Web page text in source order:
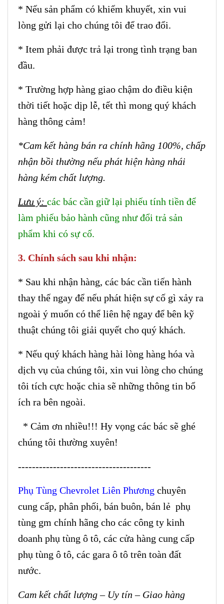
* Nếu sản phẩm có khiếm khuyết, xin vui
lòng gửi lại cho chúng tôi để trao đổi.
* Item phải được trả lại trong tình trạng ban
đầu.
* Trường hợp hàng giao chậm do điều kiện
thời tiết hoặc dịp lễ, tết thì mong quý khách
hàng thông cảm!
*Cam kết hàng bán ra chính hãng 100%, chấp
nhận bồi thường nếu phát hiện hàng nhái
hàng kém chất lượng.
Lưu ý: các bác cần giữ lại phiếu tính tiền để
làm phiếu bảo hành cũng như đổi trả sản
phẩm khi có sự cố.
3. Chính sách sau khi nhận:
* Sau khi nhận hàng, các bác cần tiến hành
thay thế ngay để nếu phát hiện sự cố gì xảy ra
ngoài ý muốn có thể liên hệ ngay để bên kỹ
thuật chúng tôi giải quyết cho quý khách.
* Nếu quý khách hàng hài lòng hàng hóa và
dịch vụ của chúng tôi, xin vui lòng cho chúng
tôi tích cực hoặc chia sẽ những thông tin bổ
ích ra bên ngoài.
* Cảm ơn nhiều!!! Hy vọng các bác sẽ ghé
chúng tôi thường xuyên!
--------------------------------------
Phụ Tùng Chevrolet Liên Phương chuyên
cung cấp, phân phối, bán buôn, bán lẻ phụ
tùng gm chính hãng cho các công ty kinh
doanh phụ tùng ô tô, các cửa hàng cung cấp
phụ tùng ô tô, các gara ô tô trên toàn đất
nước.
Cam kết chất lượng – Uy tín – Giao hàng